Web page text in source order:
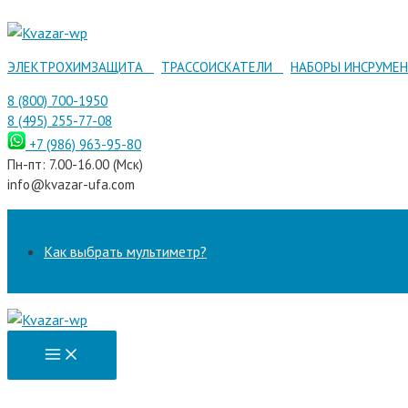
Перейти
к
содержимому
ЭЛЕКТРОХИМЗАЩИТА ТРАССОИСКАТЕЛИ
НАБОРЫ
8 (800) 700-1950
8 (495) 255-77-08
+7 (986) 963-95-80
Пн-пт: 7.00-16.00 (Мск)
info@kvazar-ufa.com
Как выбрать мультиметр?
Main
Menu